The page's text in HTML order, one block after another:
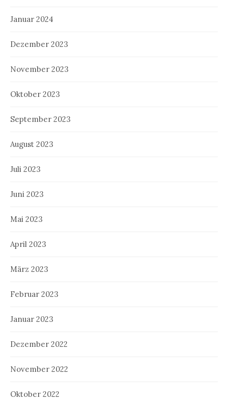
Januar 2024
Dezember 2023
November 2023
Oktober 2023
September 2023
August 2023
Juli 2023
Juni 2023
Mai 2023
April 2023
März 2023
Februar 2023
Januar 2023
Dezember 2022
November 2022
Oktober 2022